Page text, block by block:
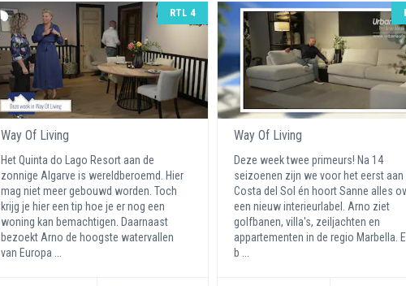
RTL 4
Way Of Living
Het Quinta do Lago Resort aan de
zonnige Algarve is wereldberoemd. Hier
mag niet meer gebouwd worden. Toch
krijg je hier een tip hoe je er nog een
woning kan bemachtigen. Daarnaast
bezoekt Arno de hoogste watervallen
van Europa ...
Way Of Living
Deze week twee primeurs! Na 14
seizoenen zijn we voor het eerst aan
Costa del Sol én hoort Sanne alles
een nieuw interieurlabel. Arno ziet
golfbanen, villa's, zeiljachten en
appartementen in de regio Marbella.
b ...